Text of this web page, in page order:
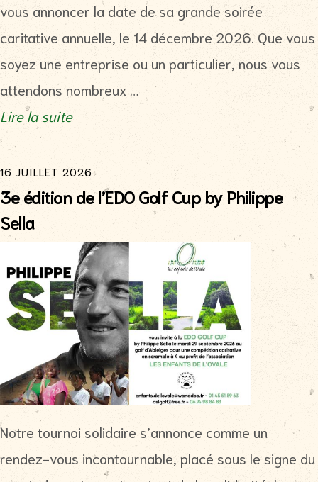
vous annoncer la date de sa grande soirée
caritative annuelle, le 14 décembre 2026. Que vous
soyez une entreprise ou un particulier, nous vous
attendons nombreux …
Lire la suite
16 JUILLET 2026
3e édition de l’EDO Golf Cup by Philippe
Sella
Notre tournoi solidaire s’annonce comme un
rendez-vous incontournable, placé sous le signe du